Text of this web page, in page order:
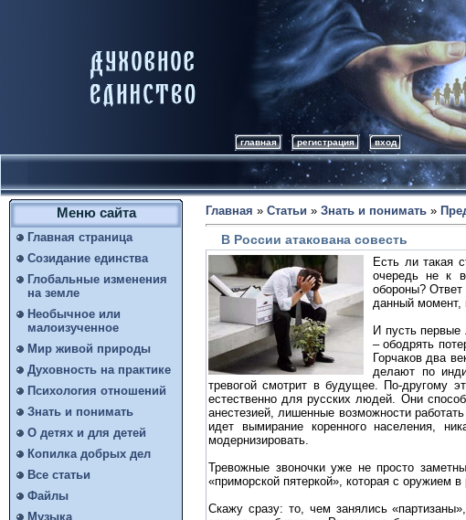
главная регистрация вход
Меню сайта
Главная страница
Созидание единства
Глобальные изменения
на земле
Необычное или
малоизученное
Мир живой природы
Духовность на практике
Психология отношений
Знать и понимать
О детях и для детей
Копилка добрых дел
Все статьи
Файлы
Музыка
Главная » Статьи » Знать и понимать »
В России атакована совесть
Есть ли такая
очередь не к
обороны?
данный момент,
И пусть первые
– ободрять
Горчаков два
делают по
тревогой смотрит в будущее. По-другому
естественно для русских людей. Они
анестезией, лишенные возможности
идет вымирание коренного населения,
модернизировать.
Тревожные звоночки уже не просто
«приморской пятеркой», которая с оружием
Скажу сразу: то, чем занялись